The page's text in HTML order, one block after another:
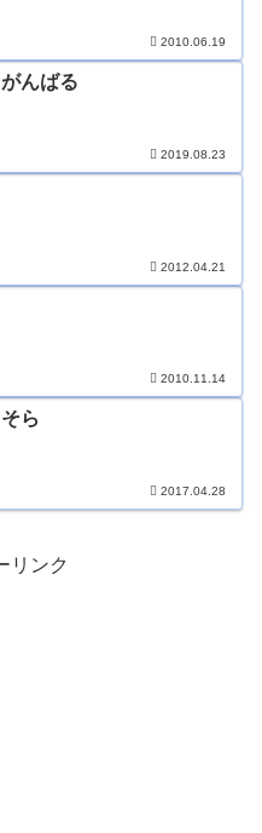
2010.06.19
んばる
2019.08.23
2012.04.21
2010.11.14
ら
2017.04.28
リンク